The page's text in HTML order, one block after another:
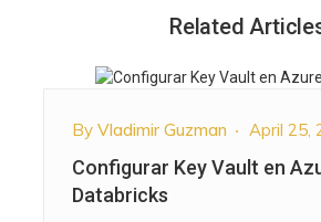
Related
By Vladimir Guzman April 25,
Configurar Key Vault en
Databricks